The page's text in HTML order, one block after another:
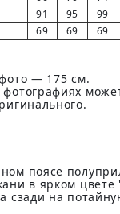
91 95 99
69 69 69
— 175 см.
поясе
в ярком
сзади на